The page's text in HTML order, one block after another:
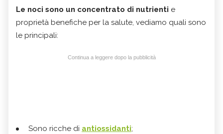
Le noci sono un concentrato di nutrienti e
proprietà benefiche per la salute, vediamo quali sono
le principali:
Continua a leggere dopo la pubblicità
Sono ricche di antiossidanti;